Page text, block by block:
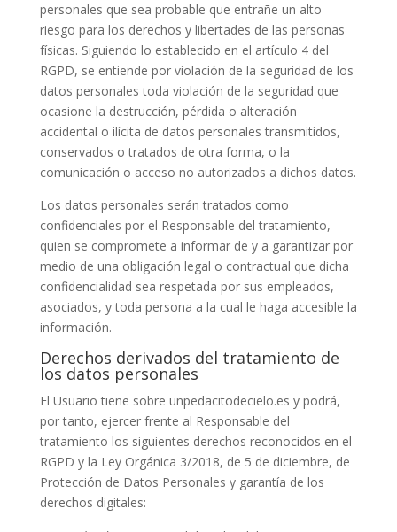
personales que sea probable que entrañe un alto
riesgo para los derechos y libertades de las personas
físicas. Siguiendo lo establecido en el artículo 4 del
RGPD, se entiende por violación de la seguridad de los
datos personales toda violación de la seguridad que
ocasione la destrucción, pérdida o alteración
accidental o ilícita de datos personales transmitidos,
conservados o tratados de otra forma, o la
comunicación o acceso no autorizados a dichos datos.
Los datos personales serán tratados como
confidenciales por el Responsable del tratamiento,
quien se compromete a informar de y a garantizar por
medio de una obligación legal o contractual que dicha
confidencialidad sea respetada por sus empleados,
asociados, y toda persona a la cual le haga accesible la
información.
Derechos derivados del tratamiento de
los datos personales
El Usuario tiene sobre unpedacitodecielo.es y podrá,
por tanto, ejercer frente al Responsable del
tratamiento los siguientes derechos reconocidos en el
RGPD y la Ley Orgánica 3/2018, de 5 de diciembre, de
Protección de Datos Personales y garantía de los
derechos digitales: